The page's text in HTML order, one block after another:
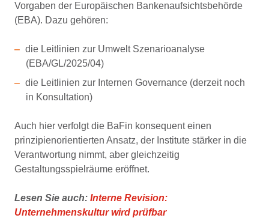
Vorgaben der Europäischen Bankenaufsichtsbehörde
(EBA). Dazu gehören:
die Leitlinien zur Umwelt Szenarioanalyse
(EBA/GL/2025/04)
die Leitlinien zur Internen Governance (derzeit noch
in Konsultation)
Auch hier verfolgt die BaFin konsequent einen
prinzipienorientierten Ansatz, der Institute stärker in die
Verantwortung nimmt, aber gleichzeitig
Gestaltungsspielräume eröffnet.
Lesen Sie auch: Interne Revision:
Unternehmenskultur wird prüfbar